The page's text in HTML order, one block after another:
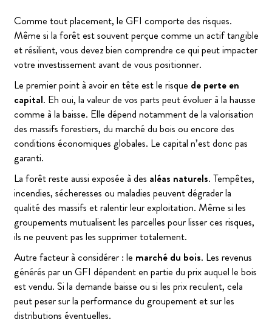
Comme tout placement, le GFI comporte des risques.
Même si la forêt est souvent perçue comme un actif tangible
et résilient, vous devez bien comprendre ce qui peut impacter
votre investissement avant de vous positionner.
Le premier point à avoir en tête est le risque de perte en
capital. Eh oui, la valeur de vos parts peut évoluer à la hausse
comme à la baisse. Elle dépend notamment de la valorisation
des massifs forestiers, du marché du bois ou encore des
conditions économiques globales. Le capital n’est donc pas
garanti.
La forêt reste aussi exposée à des aléas naturels. Tempêtes,
incendies, sécheresses ou maladies peuvent dégrader la
qualité des massifs et ralentir leur exploitation. Même si les
groupements mutualisent les parcelles pour lisser ces risques,
ils ne peuvent pas les supprimer totalement.
Autre facteur à considérer : le marché du bois. Les revenus
générés par un GFI dépendent en partie du prix auquel le bois
est vendu. Si la demande baisse ou si les prix reculent, cela
peut peser sur la performance du groupement et sur les
distributions éventuelles.